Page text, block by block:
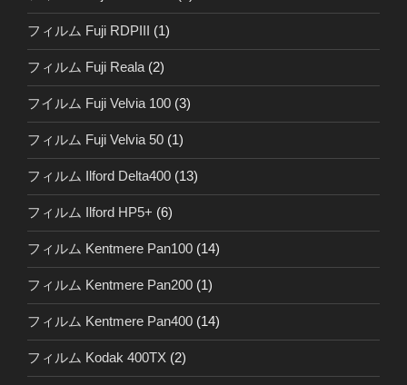
フィルム Fuji RDPIII (1)
フィルム Fuji Reala (2)
フイルム Fuji Velvia 100 (3)
フィルム Fuji Velvia 50 (1)
フィルム Ilford Delta400 (13)
フィルム Ilford HP5+ (6)
フィルム Kentmere Pan100 (14)
フィルム Kentmere Pan200 (1)
フィルム Kentmere Pan400 (14)
フィルム Kodak 400TX (2)